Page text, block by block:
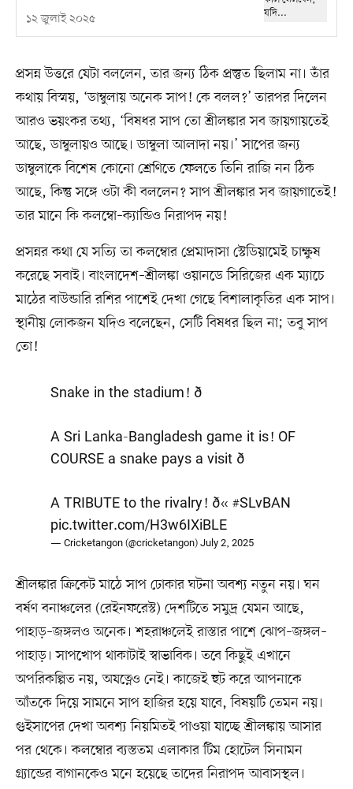
১২ জুলাই ২০২৫
প্রসন্ন উত্তরে যেটা বললেন, তার জন্য ঠিক প্রস্তুত ছিলাম না। তাঁর
কথায় বিস্ময়, ‘ডাম্বুলায় অনেক সাপ! কে বলল?’ তারপর দিলেন
আরও ভয়ংকর তথ্য, ‘বিষধর সাপ তো শ্রীলঙ্কার সব জায়গায়তেই
আছে, ডাম্বুলায়ও আছে। ডাম্বুলা আলাদা নয়।’ সাপের জন্য
ডাম্বুলাকে বিশেষ কোনো শ্রেণিতে ফেলতে তিনি রাজি নন ঠিক
আছে, কিন্তু সঙ্গে ওটা কী বললেন? সাপ শ্রীলঙ্কার সব জায়গাতেই!
তার মানে কি কলম্বো–ক্যান্ডিও নিরাপদ নয়!
প্রসন্নর কথা যে সত্যি তা কলম্বোর প্রেমাদাসা স্টেডিয়ামেই চাক্ষুষ
করেছে সবাই। বাংলাদেশ–শ্রীলঙ্কা ওয়ানডে সিরিজের এক ম্যাচে
মাঠের বাউন্ডারি রশির পাশেই দেখা গেছে বিশালাকৃতির এক সাপ।
স্থানীয় লোকজন যদিও বলেছেন, সেটি বিষধর ছিল না; তবু সাপ
তো!
Snake in the stadium! ð
A Sri Lanka-Bangladesh game it is! OF
COURSE a snake pays a visit ð
A TRIBUTE to the rivalry! ð«¡ #SLvBAN
pic.twitter.com/H3w6IXiBLE
— Cricketangon (@cricketangon)July 2, 2025
শ্রীলঙ্কার ক্রিকেট মাঠে সাপ ঢোকার ঘটনা অবশ্য নতুন নয়। ঘন
বর্ষণ বনাঞ্চলের (রেইনফরেস্ট) দেশটিতে সমুদ্র যেমন আছে,
পাহাড়–জঙ্গলও অনেক। শহরাঞ্চলেই রাস্তার পাশে ঝোপ–জঙ্গল–
পাহাড়। সাপখোপ থাকাটাই স্বাভাবিক। তবে কিছুই এখানে
অপরিকল্পিত নয়, অযত্নেও নেই। কাজেই হুট করে আপনাকে
আঁতকে দিয়ে সামনে সাপ হাজির হয়ে যাবে, বিষয়টি তেমন নয়।
গুইসাপের দেখা অবশ্য নিয়মিতই পাওয়া যাচ্ছে শ্রীলঙ্কায় আসার
পর থেকে। কলম্বোর ব্যস্ততম এলাকার টিম হোটেল সিনামন
গ্র্যান্ডের বাগানকেও মনে হয়েছে তাদের নিরাপদ আবাসস্থল।